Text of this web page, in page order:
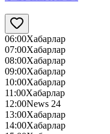
06:00Хабарлар
07:00Хабарлар
08:00Хабарлар
09:00Хабарлар
10:00Хабарлар
11:00Хабарлар
12:00News 24
13:00Хабарлар
14:00Хабарлар